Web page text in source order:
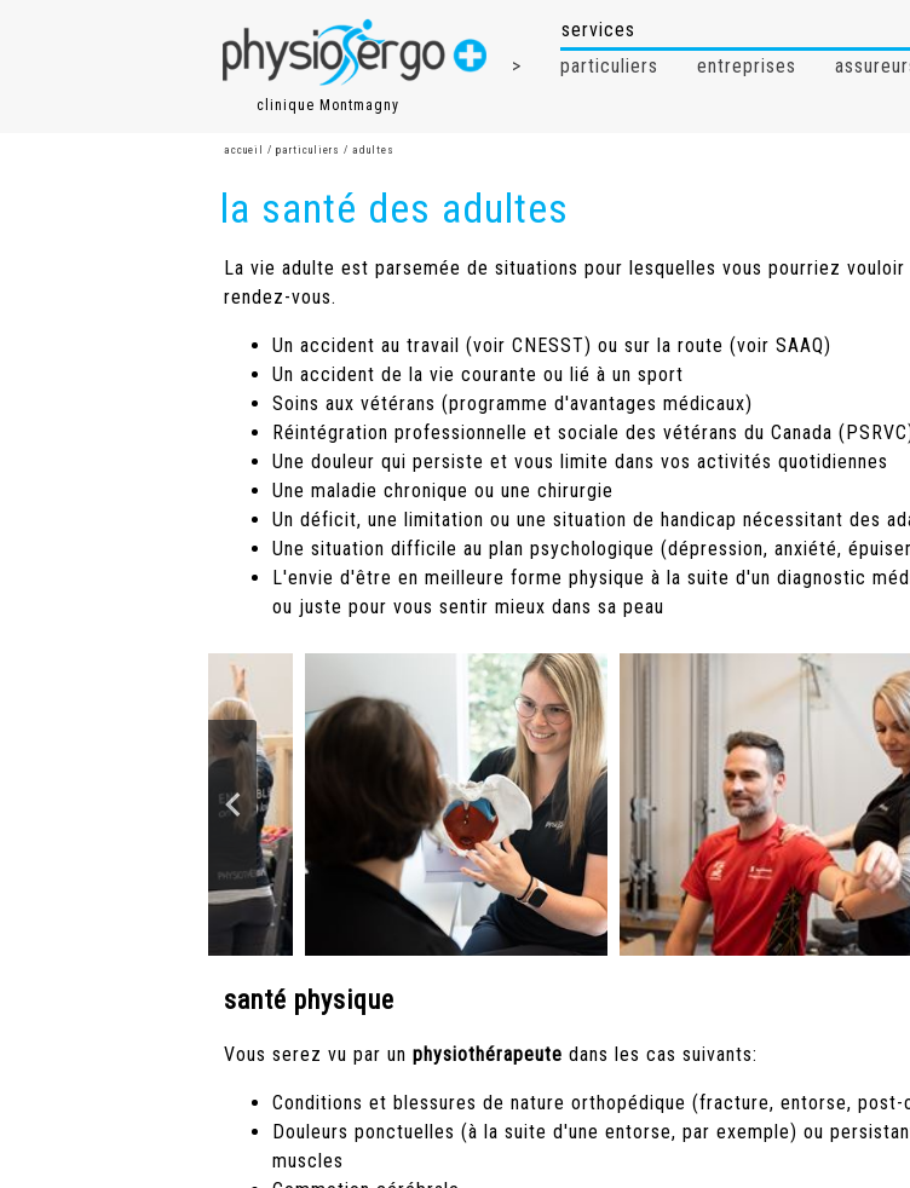
services
clinique Montmagny
> particuliers entreprises
accueil / particuliers / adultes
la santé des adultes
La vie adulte est parsemée de situations pour lesquelles vous pourriez
rendez-vous.
Un accident au travail (voir CNESST) ou sur la route (voir SAAQ)
Un accident de la vie courante ou lié à un sport
Soins aux vétérans (programme d'avantages médicaux)
Réintégration professionnelle et sociale des vétérans du Canada
Une douleur qui persiste et vous limite dans vos activités quotidiennes
Une maladie chronique ou une chirurgie
Un déficit, une limitation ou une situation de handicap nécessitant des
Une situation difficile au plan psychologique (dépression, anxiété,
L'envie d'être en meilleure forme physique à la suite d'un diagnostic
ou juste pour vous sentir mieux dans sa peau
santé physique
Vous serez vu par un physiothérapeute dans les cas suivants:
Conditions et blessures de nature orthopédique (fracture, entorse, post-
Douleurs ponctuelles (à la suite d'une entorse, par exemple) ou
muscles